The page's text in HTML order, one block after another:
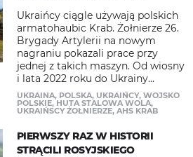
Ukraińcy ciągle używają polskich
armatohaubic Krab. Żołnierze 26.
Brygady Artylerii na nowym
nagraniu pokazali prace przy
jednej z takich maszyn. Od wiosny
i lata 2022 roku do Ukrainy...
UKRAINA, POLSKA, UKRAIŃCY, WOJSKO
POLSKIE, HUTA STALOWA WOLA,
UKRAIŃSCY ŻOŁNIERZE, AHS KRAB
PIERWSZY RAZ W HISTORII
STRĄCILI ROSYJSKIEGO